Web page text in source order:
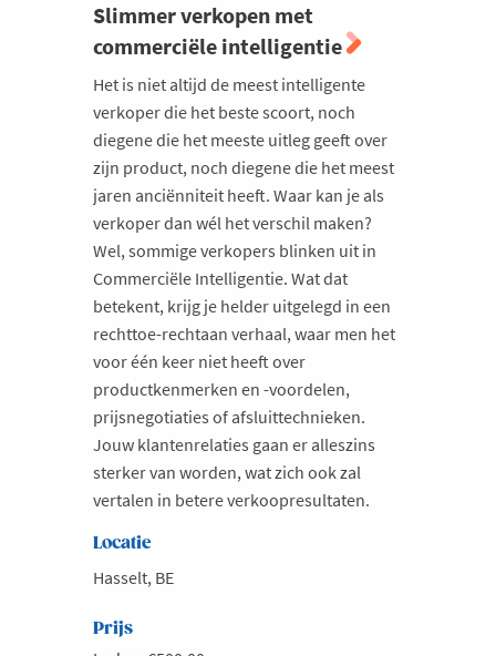
Slimmer verkopen met
commerciële intelligentie
Het is niet altijd de meest intelligente
verkoper die het beste scoort, noch
diegene die het meeste uitleg geeft over
zijn product, noch diegene die het meest
jaren anciënniteit heeft. Waar kan je als
verkoper dan wél het verschil maken?
Wel, sommige verkopers blinken uit in
Commerciële Intelligentie. Wat dat
betekent, krijg je helder uitgelegd in een
rechttoe-rechtaan verhaal, waar men het
voor één keer niet heeft over
productkenmerken en -voordelen,
prijsnegotiaties of afsluittechnieken.
Jouw klantenrelaties gaan er alleszins
sterker van worden, wat zich ook zal
vertalen in betere verkoopresultaten.
Locatie
Hasselt, BE
Prijs